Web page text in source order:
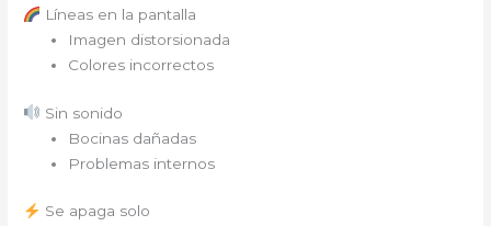
Líneas en la pantalla
Imagen distorsionada
Colores incorrectos
Sin sonido
Bocinas dañadas
Problemas internos
Se apaga solo